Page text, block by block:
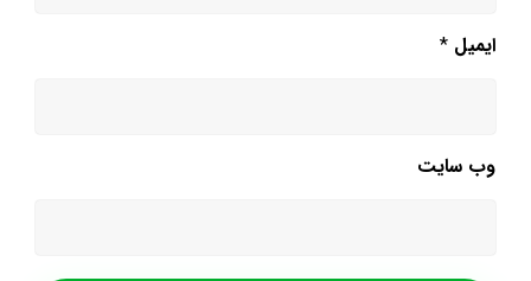
ایمیل *
وب‌ سایت